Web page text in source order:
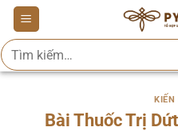
Bỏ
qua
nội
dung
Tìm
kiếm:
KIẾN
Bài Thuốc Trị